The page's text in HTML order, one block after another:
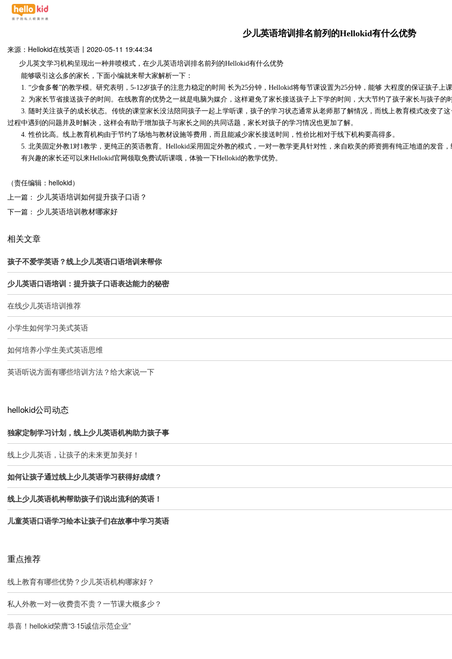
少儿英语培训排名前列的Hellokid有什么优势
来源：Hellokid在线英语 丨 2020-05-11 19:44:34
少儿英文学习机构呈现出一种井喷模式，在少儿英语培训排名前列的Hellokid有什么优势
能够吸引这么多的家长，下面小编就来帮大家解析一下：
1. “少食多餐”的教学模。研究表明， 5-12岁孩子的注意力稳定的时间 长为25分钟， Hellokid将每节课设置为25分钟，能够 大程度的保证孩子上
2. 为家长节省接送孩子的时间 。在线教育的优势之一就是电脑为媒介，这样避免了家长接送孩子上下学的时间，大大节约了孩子家长与孩子的
3. 随时关注孩子的成长状态。传统的课堂家长没法陪同孩子一起上学听课，孩子的学习状态通常从老师那了解情况，而线上教育模式改变了
过程中遇到的问题并及时解决，这样会有助于增加孩子与家长之间的共同话题，家长对孩子的学习情况也更加了解。
4.性价比高。线上教育机构由于节约了场地与教材设施等费用，而且能减少家长接送时间，性价比相对于线下机构要高得多。
5. 北美 固定外教1对1教学，更纯正的英语教育。 Hellokid采用固定外教的模式，一对一教学更具针对性，来自欧美的师资拥有纯正地道的发音
有兴趣的家长还可以来Hellokid官网领取免费试听课哦，体验一下Hellokid的教学优势。
（责任编辑：hellokid）
上一篇： 少儿英语培训如何提升孩子口语？
下一篇： 少儿英语培训教材哪家好
相关文章
孩子不爱学英语？线上少儿英语口语培训来帮你
少儿英语口语培训：提升孩子口语表达能力的秘密
在线少儿英语培训推荐
小学生如何学习美式英语
如何培养小学生美式英语思维
英语听说方面有哪些培训方法？给大家说一下
hellokid公司动态
独家定制学习计划，线上少儿英语机构助力孩子事
线上少儿英语，让孩子的未来更加美好！
如何让孩子通过线上少儿英语学习获得好成绩？
线上少儿英语机构帮助孩子们说出流利的英语！
儿童英语口语学习绘本让孩子们在故事中学习英语
重点推荐
线上教育有哪些优势？少儿英语机构哪家好？
私人外教一对一收费贵不贵？一节课大概多少？
恭喜！hellokid荣膺“3·15诚信示范企业”